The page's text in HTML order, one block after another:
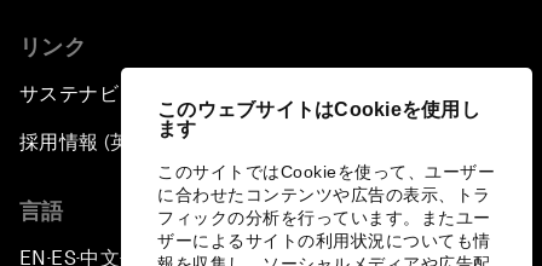
このウェブサイトはCookieを使用し
ます
このサイトではCookieを使って、ユーザー
に合わせたコンテンツや広告の表示、トラ
フィックの分析を行っています。またユー
ザーによるサイトの利用状況についても情
An Insight, An Idea with Guy Standing
A Conversation with John Kerry: Diplomacy in
an Era of Disruption
Ending Corruption
リンク
サステナビリティへの取り組み
採用情報 (英語のみ)
言語
EN ▪ES▪中文▪ 日本語